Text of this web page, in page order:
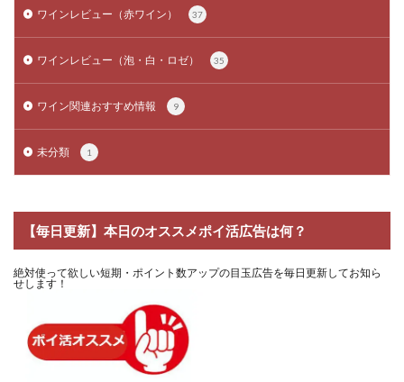
ワインレビュー（赤ワイン） 37
ワインレビュー（泡・白・ロゼ） 35
ワイン関連おすすめ情報 9
未分類 1
【毎日更新】本日のオススメポイ活広告は何？
絶対使って欲しい短期・ポイント数アップの目玉広告を毎日更新してお知ら
せします！